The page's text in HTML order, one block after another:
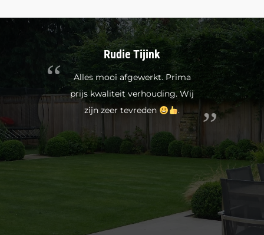
Rudie Tijink
Alles mooi afgewerkt. Prima
prijs kwaliteit verhouding. Wij
zijn zeer tevreden
.